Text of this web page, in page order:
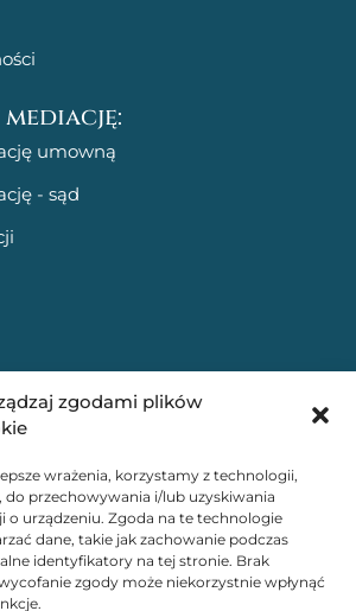
zgodami plików
wrażenia, korzystamy z technologii,
do przechowywania i/lub uzyskiwania
o urządzeniu. Zgoda na te technologie
dane, takie jak zachowanie podczas
identyfikatory na tej stronie. Brak
zgody może niekorzystnie wpłynąć
umowną
- sąd